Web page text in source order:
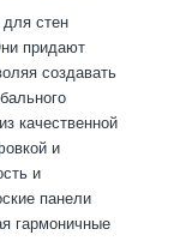
стен
придают
создавать
качественной
и
и
панели
гармоничные